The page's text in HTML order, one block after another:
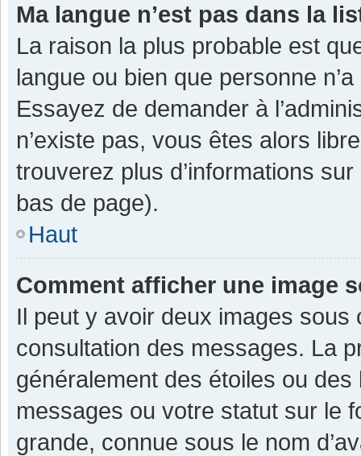
Ma langue n’est pas dans la
La raison la plus probable est
langue ou bien que personne
Essayez de demander à
n’existe pas, vous êtes alors
trouverez plus d’informations
bas de page).
Haut
Comment afficher une image
Il peut y avoir deux images sous
consultation des messages. La
généralement des étoiles ou
messages ou votre statut sur le
grande, connue sous le nom